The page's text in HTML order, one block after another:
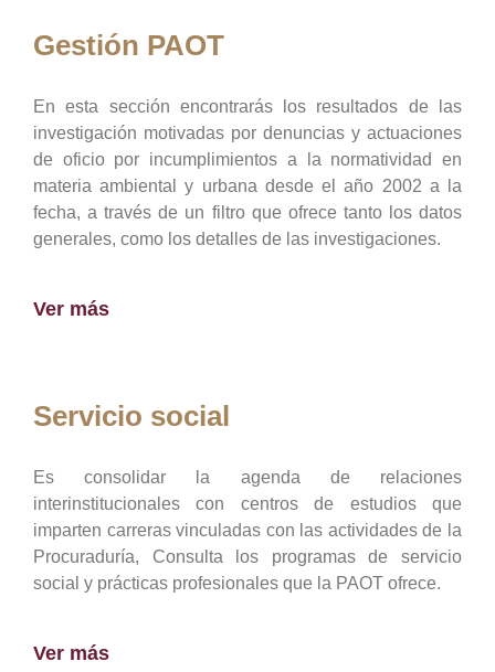
Gestión PAOT
En esta sección encontrarás los resultados de las
investigación motivadas por denuncias y actuaciones
de oficio por incumplimientos a la normatividad en
materia ambiental y urbana desde el año 2002 a la
fecha, a través de un filtro que ofrece tanto los datos
generales, como los detalles de las investigaciones.
Ver más
Servicio social
Es consolidar la agenda de relaciones
interinstitucionales con centros de estudios que
imparten carreras vinculadas con las actividades de la
Procuraduría, Consulta los programas de servicio
social y prácticas profesionales que la PAOT ofrece.
Ver más